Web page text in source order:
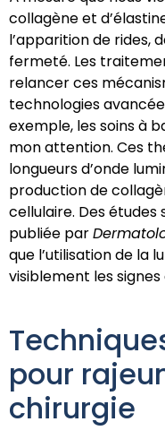
collagène et
l’apparition de rides,
fermeté. Les
relancer ces
technologies
exemple, les soins à
mon attention. Ces
longueurs d’onde
production de
cellulaire. Des
publiée par
que l’utilisation de la
visiblement les signes
pour
chirurgie